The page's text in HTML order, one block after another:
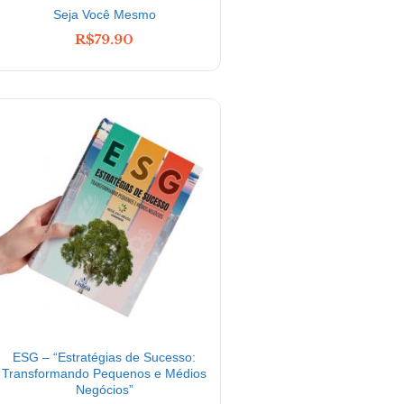
Seja Você Mesmo
R$79.90
ESG – “Estratégias de Sucesso:
Transformando Pequenos e Médios
Negócios”